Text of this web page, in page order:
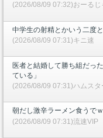
(2026/08/09 07:32)おーるじ
中学生の射精とかいう二度
(2026/08/09 07:31)キニ速
医者と結婚して勝ち組だっ
ている」
(2026/08/09 07:31)ハムスタ
朝だし激辛ラーメン食うで
(2026/08/09 07:31)流速VIP